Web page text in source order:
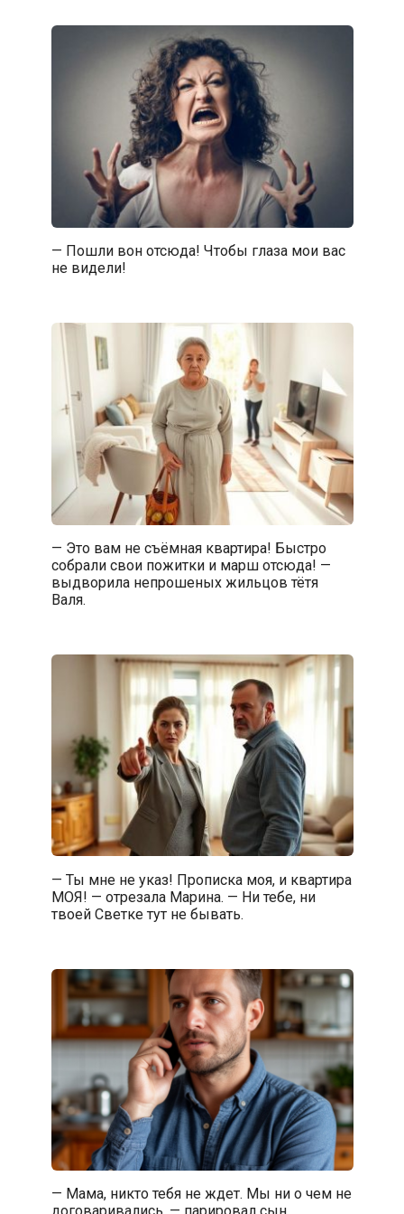
— Пошли вон отсюда! Чтобы глаза мои вас
не видели!
— Это вам не съёмная квартира! Быстро
собрали свои пожитки и марш отсюда! —
выдворила непрошеных жильцов тётя
Валя.
— Ты мне не указ! Прописка моя, и квартира
МОЯ! — отрезала Марина. — Ни тебе, ни
твоей Светке тут не бывать.
— Мама, никто тебя не ждет. Мы ни о чем не